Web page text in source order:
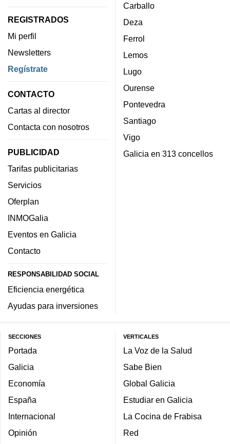
REGISTRADOS
Mi perfil
Newsletters
Regístrate
CONTACTO
Cartas al director
Contacta con nosotros
PUBLICIDAD
Tarifas publicitarias
Servicios
Oferplan
INMOGalia
Eventos en Galicia
Contacto
RESPONSABILIDAD SOCIAL
Eficiencia energética
Ayudas para inversiones
Carballo
Deza
Ferrol
Lemos
Lugo
Ourense
Pontevedra
Santiago
Vigo
Galicia en 313 concellos
SECCIONES
Portada
Galicia
Economía
España
Internacional
Opinión
VERTICALES
La Voz de la Salud
Sabe Bien
Global Galicia
Estudiar en Galicia
La Cocina de Frabisa
Red